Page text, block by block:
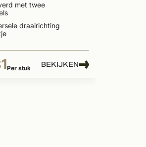
met twee
draairichting
Per stuk BEKIJKEN